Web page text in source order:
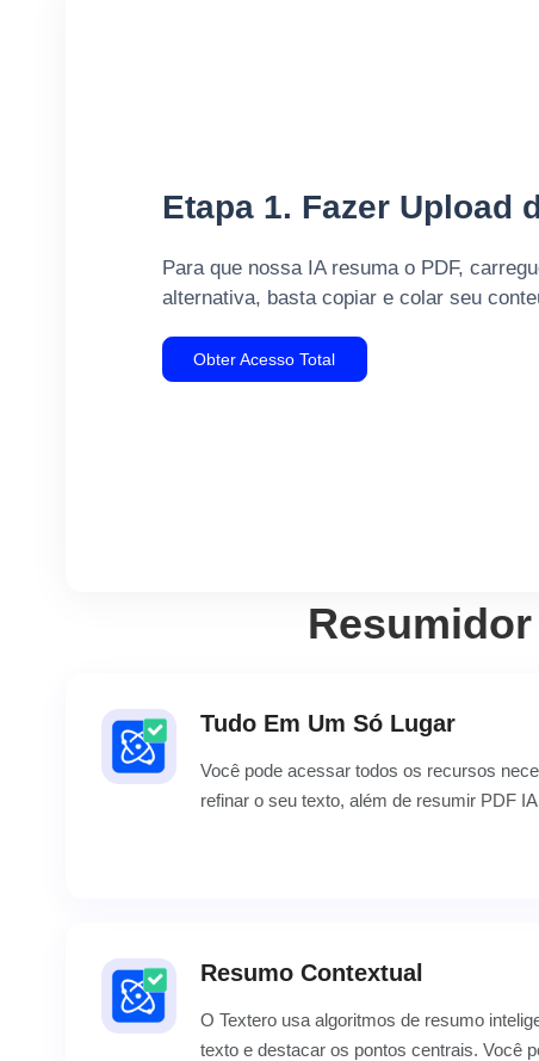
Etapa 1. Fazer Upload
Para que nossa IA resuma o PDF,
alternativa, basta copiar e colar seu
Obter Acesso Total
Tudo Em Um Só Lugar
Você pode acessar todos os recursos
refinar o seu texto, além de resumir PDF
Resumo Contextual
O Textero usa algoritmos de resumo
texto e destacar os pontos centrais. Você